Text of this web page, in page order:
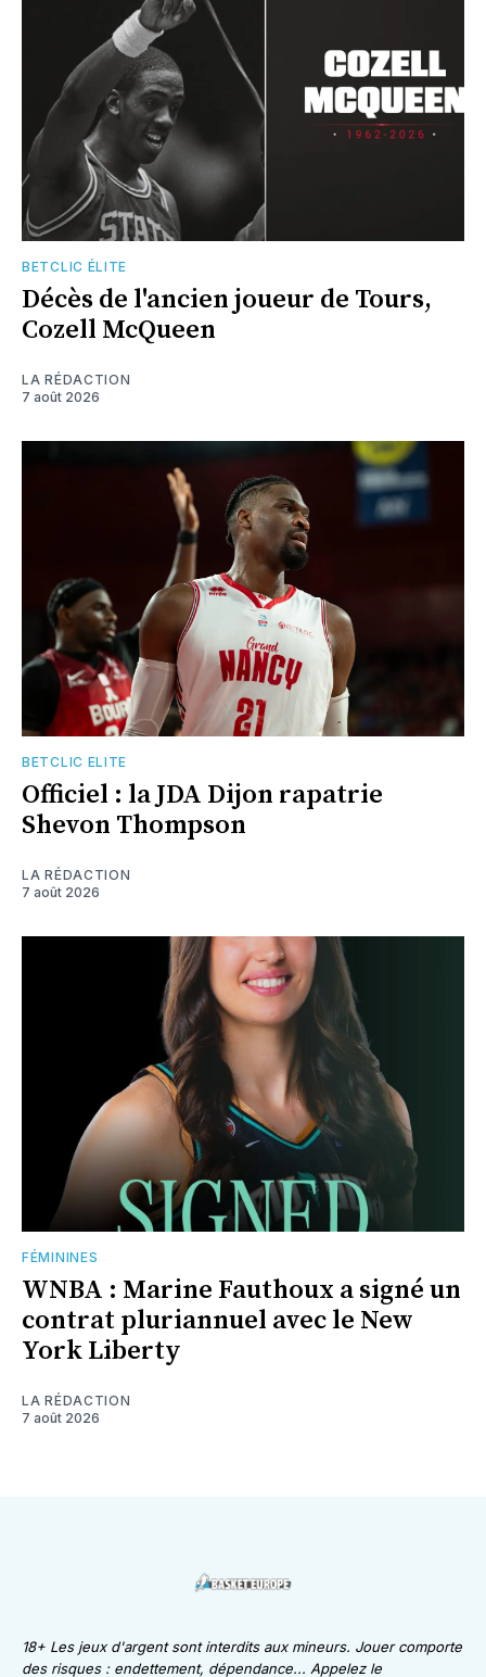
BETCLIC ÉLITE
Décès de l'ancien joueur de Tours,
Cozell McQueen
LA RÉDACTION
7 août 2026
BETCLIC ELITE
Officiel : la JDA Dijon rapatrie
Shevon Thompson
LA RÉDACTION
7 août 2026
FÉMININES
WNBA : Marine Fauthoux a signé un
contrat pluriannuel avec le New
York Liberty
LA RÉDACTION
7 août 2026
18+ Les jeux d'argent sont interdits aux mineurs. Jouer comporte
des risques : endettement, dépendance... Appelez le